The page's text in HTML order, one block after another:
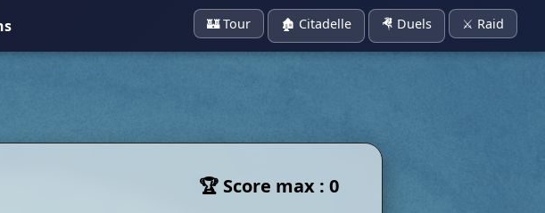
🏰 Tour 🏚 Citadelle 🤻 Duels ⚔️ Raid
🏆 Score max : 0